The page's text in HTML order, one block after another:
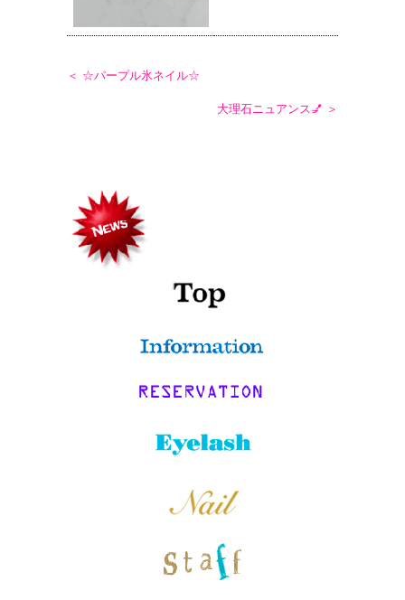
＜ ☆パープル氷ネイル☆
大理石ニュアンス💅 ＞